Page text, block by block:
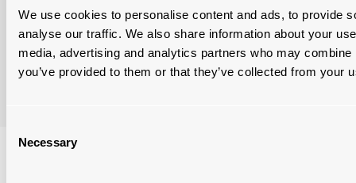
We use cookies to personalise content and ads, to provide
analyse our traffic. We also share information about your
media, advertising and analytics partners who may
you’ve provided to them or that they’ve collected from your
Selection
Necessary
Gabelstaplern, was zu weniger Reifenpannen und
weniger Beschädigungen durch Stöße zwischen
Gabelstapler und Ladung führt. Außerdem können die
Bediener die Bewegung der Ladung leichter steuern.